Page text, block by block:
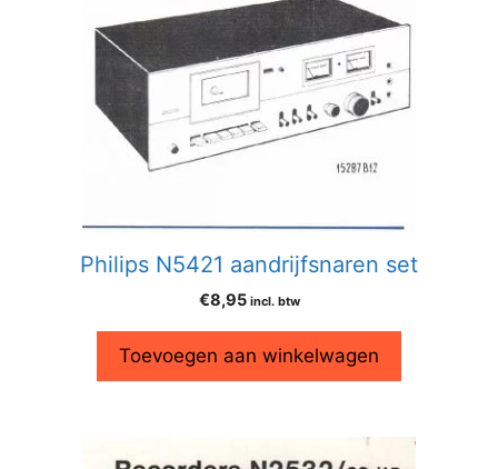
Philips N5421 aandrijfsnaren set
€8,95 incl. btw
Toevoegen aan winkelwagen